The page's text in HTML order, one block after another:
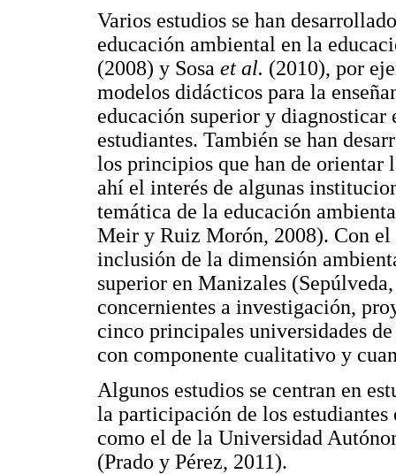
Varios estudios se han
educación ambiental en la
(2008) y Sosa et al. (2010), por
modelos didácticos para la
educación superior y
estudiantes. También se han
los principios que han de orientar
ahí el interés de algunas
temática de la educación
Meir y Ruiz Morón, 2008). Con
inclusión de la dimensión
superior en Manizales
concernientes a investigación,
cinco principales universidades
con componente cualitativo y
Algunos estudios se centran en
la participación de los estudiantes
como el de la Universidad
(Prado y Pérez, 2011).